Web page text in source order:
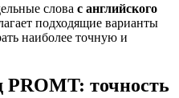
слова с английского
подходящие варианты
наиболее точную и
точность